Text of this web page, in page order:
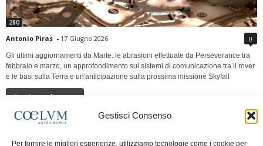
Gestisci Consenso
Per fornire le migliori esperienze, utilizziamo tecnologie come i cookie per
280
Antonio Piras - 17 Giugno 2026 0
Gli ultimi aggiornamenti da Marte: le abrasioni effettuate da Perseverance tra
febbraio e marzo, un approfondimento sui sistemi di comunicazione tra il rover
e le basi sulla Terra e un'anticipazione sulla prossima missione Skyfall
Continua a leggere